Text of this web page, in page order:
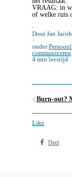
VRAAG: in
of welke ruis
·
Door Jan
·
onder
communiceren
4 min leestijd
Like
Deel